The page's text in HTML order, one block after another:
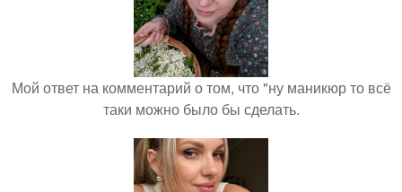
Мой ответ на комментарий о том, что "ну маникюр то всё
таки можно было бы сделать.